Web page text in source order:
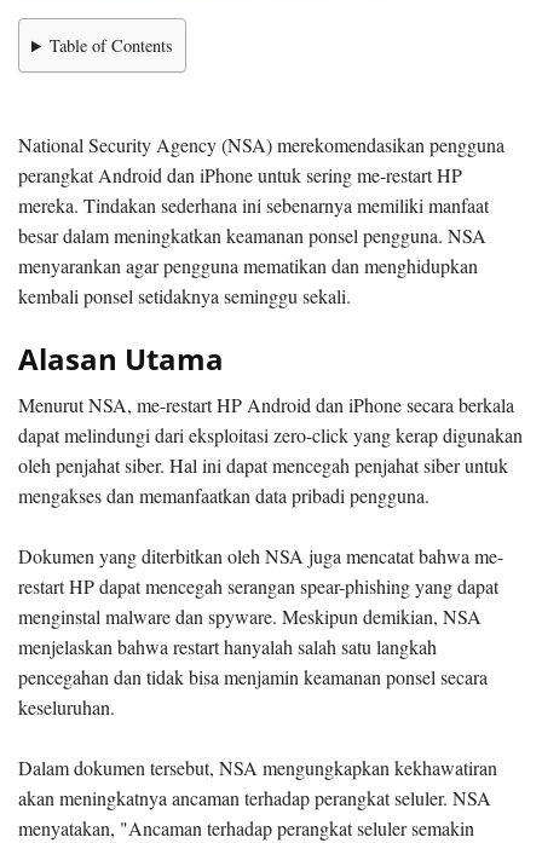
Table of Contents
National Security Agency (NSA) merekomendasikan pengguna
perangkat Android dan iPhone untuk sering me-restart HP
mereka. Tindakan sederhana ini sebenarnya memiliki manfaat
besar dalam meningkatkan keamanan ponsel pengguna. NSA
menyarankan agar pengguna mematikan dan menghidupkan
kembali ponsel setidaknya seminggu sekali.
Alasan Utama
Menurut NSA, me-restart HP Android dan iPhone secara berkala
dapat melindungi dari eksploitasi zero-click yang kerap digunakan
oleh penjahat siber. Hal ini dapat mencegah penjahat siber untuk
mengakses dan memanfaatkan data pribadi pengguna.
Dokumen yang diterbitkan oleh NSA juga mencatat bahwa me-
restart HP dapat mencegah serangan spear-phishing yang dapat
menginstal malware dan spyware. Meskipun demikian, NSA
menjelaskan bahwa restart hanyalah salah satu langkah
pencegahan dan tidak bisa menjamin keamanan ponsel secara
keseluruhan.
Dalam dokumen tersebut, NSA mengungkapkan kekhawatiran
akan meningkatnya ancaman terhadap perangkat seluler. NSA
menyatakan, "Ancaman terhadap perangkat seluler semakin